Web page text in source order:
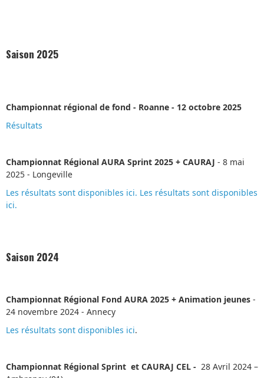
Saison 2025
Championnat régional de fond - Roanne - 12 octobre 2025
Résultats
Championnat Régional AURA Sprint 2025 + CAURAJ - 8 mai
2025 - Longeville
Les résultats sont disponibles ici. Les résultats sont disponibles
ici.
Saison 2024
Championnat Régional Fond AURA 2025 + Animation jeunes -
24 novembre 2024 - Annecy
Les résultats sont disponibles ici.
Championnat Régional Sprint et CAURAJ CEL - 28 Avril 2024 –